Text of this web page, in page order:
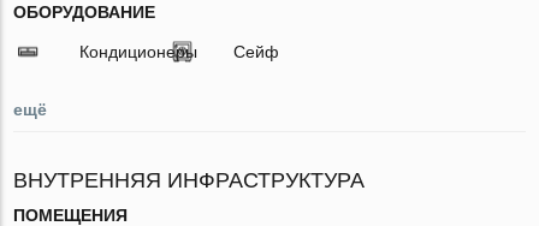
ОБОРУДОВАНИЕ
Кондиционеры Сейф
ещё
ВНУТРЕННЯЯ ИНФРАСТРУКТУРА
ПОМЕЩЕНИЯ